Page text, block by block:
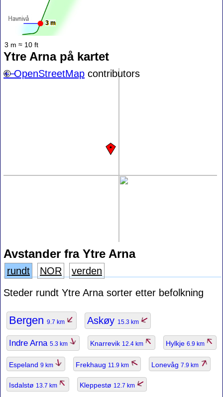
3 m
3 m ≈ 10 ft
Ytre Arna på kartet
+−
©OpenStreetMap contributors
Avstander fra Ytre Arna
rundt NOR
verden
Steder rundt Ytre Arna sorter etter befolkning
Bergen 9.7 km Askøy 15.3 km
Indre Arna 5.3 km Knarrevik 12.4 km Hylkje 6.9 km
Espeland 9 km Frekhaug 11.9 km Lonevåg 7.9 km
Isdalstø 13.7 km Kleppestø 12.7 km